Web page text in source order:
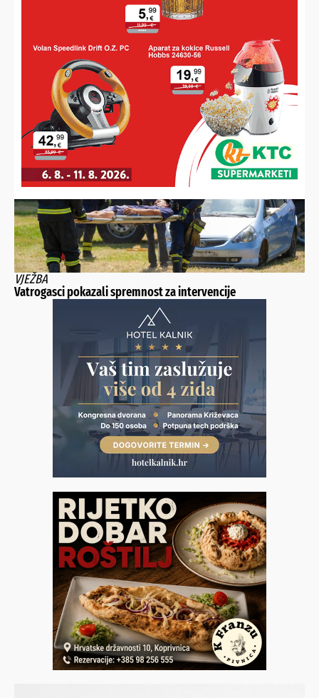
IZBJEGNITE PROBLEME NA PUTOVANJU
Poznati automehaničar: “Prije odlaska na put ovih pet stvari
obavezno provjerite, na jednu treba posebno obratiti
pažnju”
VJEŽBA
Vatrogasci pokazali spremnost za intervencije